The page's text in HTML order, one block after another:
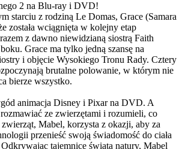
2 na Blu-ray i DVD!
starciu z rodziną Le Domas, Grace (Samara
została wciągnięta w kolejny etap
z dawno niewidzianą siostrą Faith
Grace ma tylko jedną szansę na
i objęcie Wysokiego Tronu Rady. Cztery
brutalne polowanie, w którym nie
bierze wszystko.
animacja Disney i Pixar na DVD. A
ze zwierzętami i rozumieli, co
Mabel, korzysta z okazji, aby za
przenieść swoją świadomość do ciała
tajemnice świata natury, Mabel